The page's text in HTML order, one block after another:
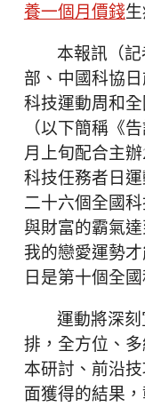
養一個月價錢生
本報訊（
部、中國科協
科技運動周和
（以下簡稱《
月上旬配合主
科技任務者日
二十六個全國
與財富的霸氣
我的戀愛運勢
日是第十個全
運動將深刻
排，全方位、
本研討、前沿
面獲得的結果